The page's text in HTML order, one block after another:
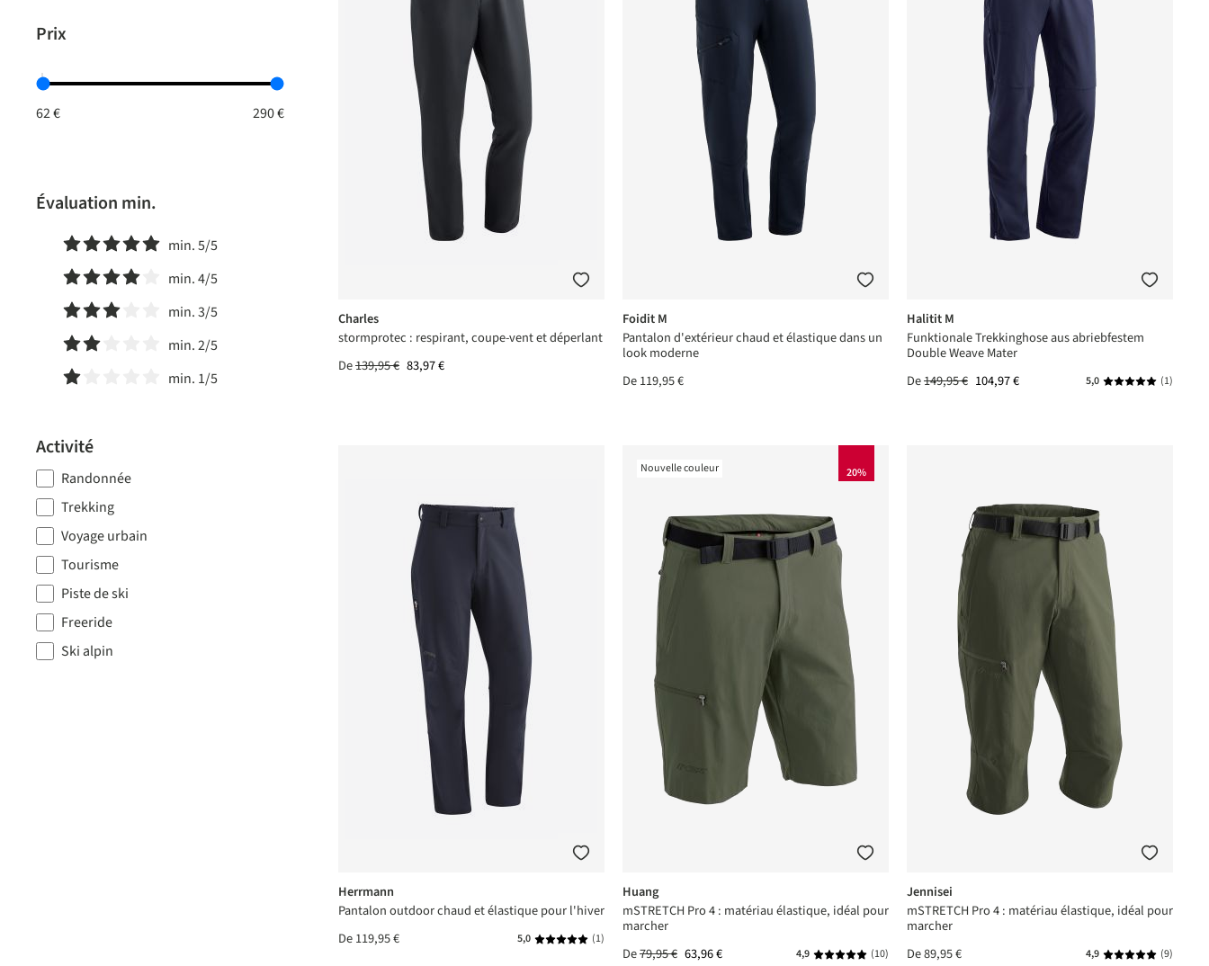
Prix
Évaluation min.
Ajouter un filtre : Note minimale de 5 sur 5 étoiles
min. 5/5
Ajouter un filtre : Note minimale de 4 sur 5 étoiles
min. 4/5
Ajouter un filtre : Note minimale de 3 sur 5 étoiles
min. 3/5
Ajouter un filtre : Note minimale de 2 sur 5 étoiles
min. 2/5
min. 1/5
Activité
Randonnée
Trekking
Voyage urbain
Tourisme
Piste de ski
Freeride
Ski alpin
Charles
stormprotec : respirant, coupe-vent et déperlant
De139,95 € 83,97 €
Foidit M
Pantalon d'extérieur chaud et élastique dans un
look moderne
De119,95 €
Halitit M
Funktionale Trekkinghose aus abriebfestem
Double Weave Mater
De149,95 € 104,97 € 5,0 Note moyenne
(1)
Herrmann
Pantalon outdoor chaud et élastique pour l'hiver
De119,95 € 5,0 Note moyenne de 5 sur 5 étoiles
(1)
20%
Nouvelle couleur
Huang
mSTRETCH Pro 4 : matériau élastique, idéal pour
marcher
De79,95 € 63,96 € 4,9 (10)
Jennisei
mSTRETCH Pro 4 : matériau élastique, idéal pour
marcher
De89,95 € 4,9 (9)